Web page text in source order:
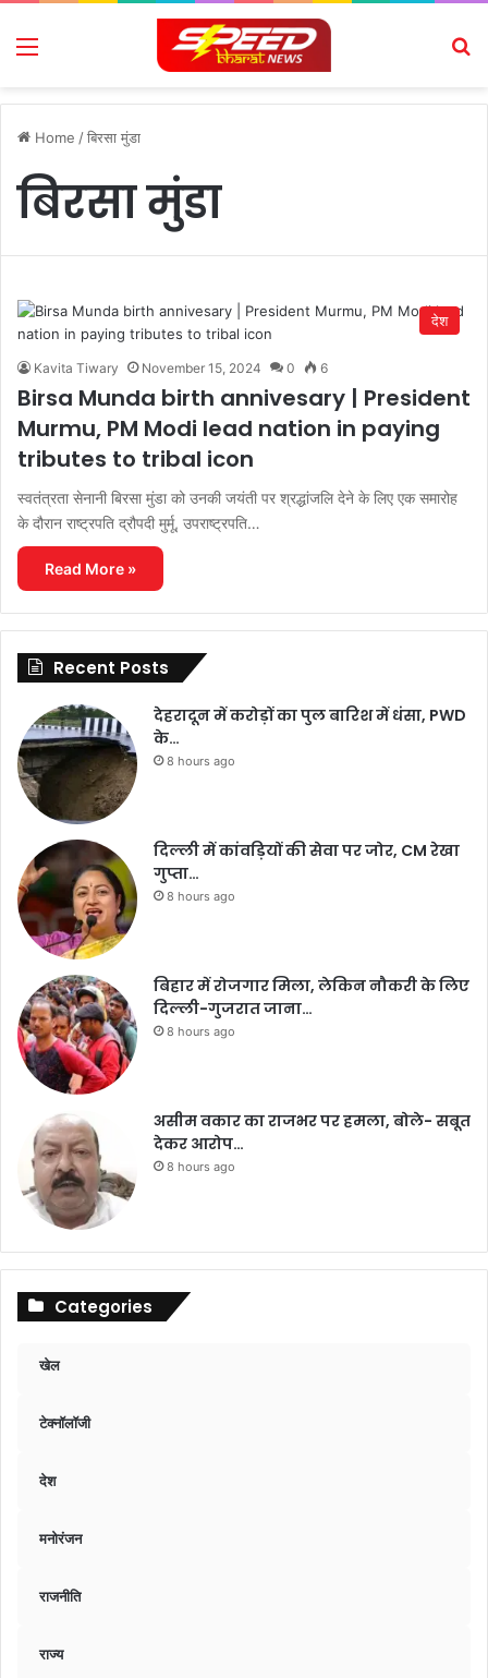
Menu
Home /बिरसा मुंडा
बिरसा मुंडा
देश
Kavita Tiwary November 15, 2024 0 6
Birsa Munda birth annivesary | President
Murmu, PM Modi lead nation in paying
tributes to tribal icon
स्वतंत्रता सेनानी बिरसा मुंडा को उनकी जयंती पर श्रद्धांजलि देने के लिए एक समारोह
के दौरान राष्ट्रपति द्रौपदी मुर्मू, उपराष्ट्रपति…
Read More »
Recent Posts
देहरादून में करोड़ों का पुल बारिश में धंसा, PWD
के…
8 hours ago
दिल्ली में कांवड़ियों की सेवा पर जोर, CM रेखा
गुप्ता…
8 hours ago
बिहार में रोजगार मिला, लेकिन नौकरी के लिए
दिल्ली-गुजरात जाना…
8 hours ago
असीम वकार का राजभर पर हमला, बोले- सबूत
देकर आरोप…
8 hours ago
Categories
खेल
टेक्नॉलॉजी
देश
मनोरंजन
राजनीति
राज्य